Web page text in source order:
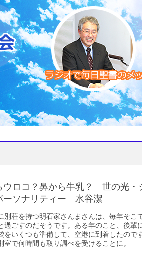
ロコ？鼻から牛乳？ 世の光・
ーソナリティー 水谷潔
別荘を持つ明石家さんまさんは、毎年そこ
過ごすのだそうです。ある年のこと、後輩
をいくつも準備して、空港に到着したので
室で何時間も取り調べを受けることに。